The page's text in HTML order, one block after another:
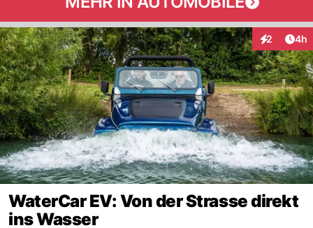
2 4h
WaterCar EV: Von der Strasse direkt
ins Wasser